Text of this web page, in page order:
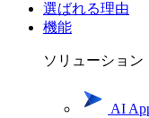
選ばれる理由
機能
ソリューション
AI